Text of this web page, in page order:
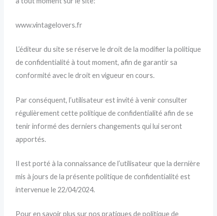
www.vintagelovers.fr
L’éditeur du site se réserve le droit de la modifier la politique
de confidentialité à tout moment, afin de garantir sa
conformité avec le droit en vigueur en cours.
Par conséquent, l’utilisateur est invité à venir consulter
régulièrement cette politique de confidentialité afin de se
tenir informé des derniers changements qui lui seront
apportés.
Il est porté à la connaissance de l’utilisateur que la dernière
mis à jours de la présente politique de confidentialité est
intervenue le 22/04/2024.
Pour en savoir plus sur nos pratiques de politique de